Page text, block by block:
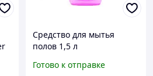
Средство для мытья
полов 1,5 л
типов покрытий SUPER
Готово к отправке